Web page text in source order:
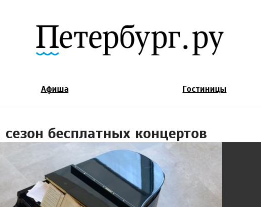
Афиша Гостиницы
бесплатных концертов